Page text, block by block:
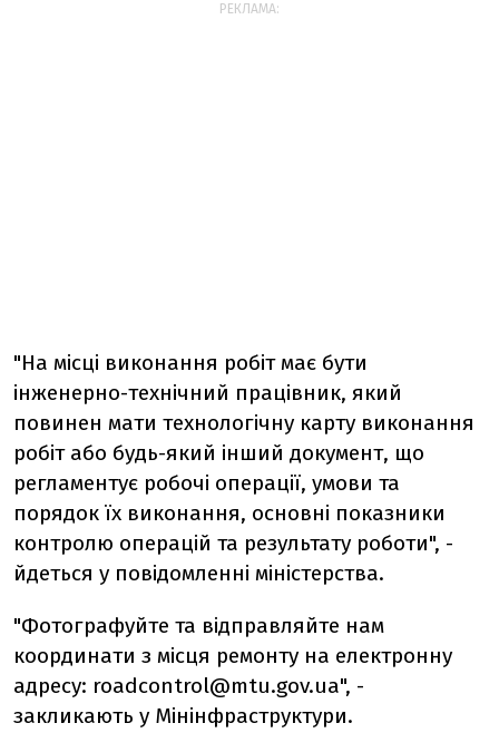
РЕКЛАМА:
"На місці виконання робіт має бути
інженерно-технічний працівник, який
повинен мати технологічну карту виконання
робіт або будь-який інший документ, що
регламентує робочі операції, умови та
порядок їх виконання, основні показники
контролю операцій та результату роботи", -
йдеться у повідомленні міністерства.
"Фотографуйте та відправляйте нам
координати з місця ремонту на електронну
адресу: roadcontrol@mtu.gov.ua", -
закликають у Мінінфраструктури.